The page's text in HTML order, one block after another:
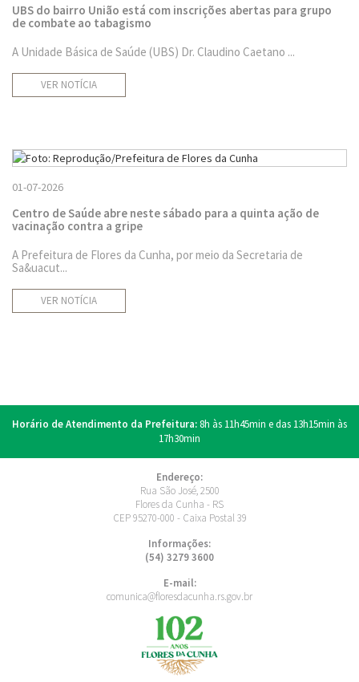
UBS do bairro União está com inscrições abertas para grupo
de combate ao tabagismo
A Unidade Básica de Saúde (UBS) Dr. Claudino Caetano ...
VER NOTÍCIA
01-07-2026
Centro de Saúde abre neste sábado para a quinta ação de
vacinação contra a gripe
A Prefeitura de Flores da Cunha, por meio da Secretaria de
Sa&uacut...
VER NOTÍCIA
Horário de Atendimento da Prefeitura:8h às 11h45min e das 13h15min às
17h30min
Endereço:
Rua São José, 2500
Flores da Cunha - RS
CEP 95270-000 - Caixa Postal 39
Informações:
(54) 3279 3600
E-mail:
comunica@floresdacunha.rs.gov.br